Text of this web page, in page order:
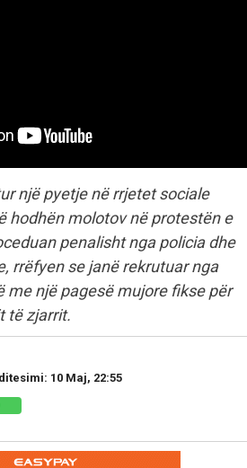
një pyetje në rrjetet sociale
hodhën molotov në protestën e
penalisht nga policia dhe
rrëfyen se janë rekrutuar nga
me një pagesë mujore fikse për
të zjarrit.
10 Maj, 22:55